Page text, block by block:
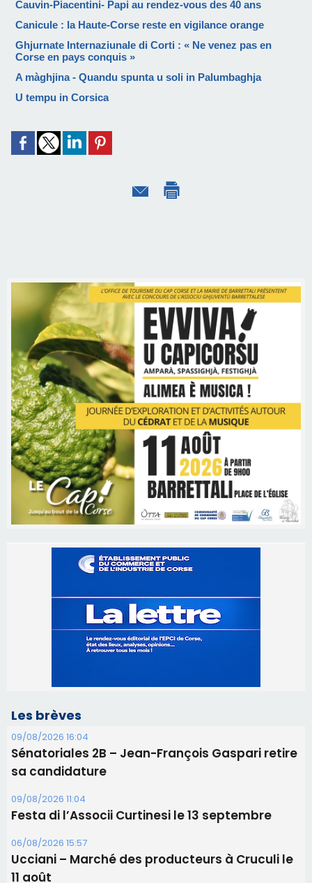
Cauvin-Piacentini- Papi au rendez-vous des 40 ans
Canicule : la Haute-Corse reste en vigilance orange
Ghjurnate Internaziunale di Corti : « Ne venez pas en
Corse en pays conquis »
A màghjina - Quandu spunta u soli in Palumbaghja
U tempu in Corsica
09/08/2026 16:04
Sénatoriales 2B – Jean-François Gaspari retire
sa candidature
Festa di l’Associi Curtinesi le 13 septembre
06/08/2026 15:57
Ucciani – Marché des producteurs à Cruculi le
11 août
06/08/2026 15:25
Corte – L’association A Nuciola organise une
projection sous les étoiles
06/08/2026 15:04
Alata - Soirée Tango Argentin au stade de San
Benedetto